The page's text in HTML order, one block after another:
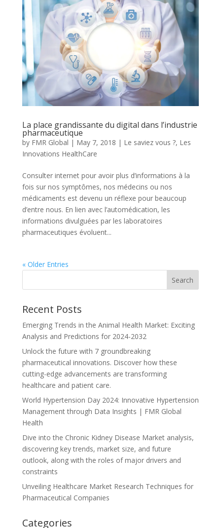
La place grandissante du digital dans l’industrie
pharmaceutique
by FMR Global | May 7, 2018 | Le saviez vous ?, Les
Innovations HealthCare
Consulter internet pour avoir plus d’informations à la
fois sur nos symptômes, nos médecins ou nos
médicaments est devenu un réflexe pour beaucoup
d’entre nous. En lien avec l’automédication, les
informations divulguées par les laboratoires
pharmaceutiques évoluent...
« Older Entries
Recent Posts
Emerging Trends in the Animal Health Market: Exciting
Analysis and Predictions for 2024-2032
Unlock the future with 7 groundbreaking
pharmaceutical innovations. Discover how these
cutting-edge advancements are transforming
healthcare and patient care.
World Hypertension Day 2024: Innovative Hypertension
Management through Data Insights | FMR Global
Health
Dive into the Chronic Kidney Disease Market analysis,
discovering key trends, market size, and future
outlook, along with the roles of major drivers and
constraints
Unveiling Healthcare Market Research Techniques for
Pharmaceutical Companies
Categories